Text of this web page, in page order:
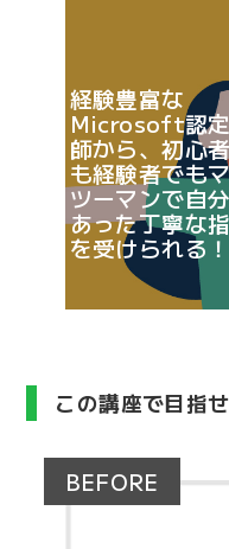
経験豊富な
Microsoft認
師から、初心
も経験者でも
ツーマンで自
あった丁寧な
を受けられる！
この講座で目指
BEFORE